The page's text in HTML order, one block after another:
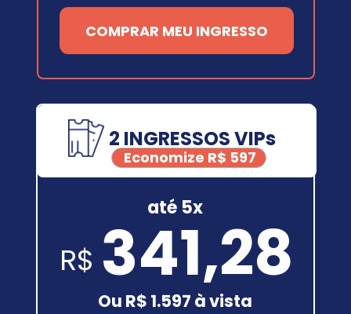
2 INGRESSOS VIPs
Economize R$ 597
até 5x
341,28
R$
Ou R$ 1.597 à vista
COMPRAR MEU INGRESSO